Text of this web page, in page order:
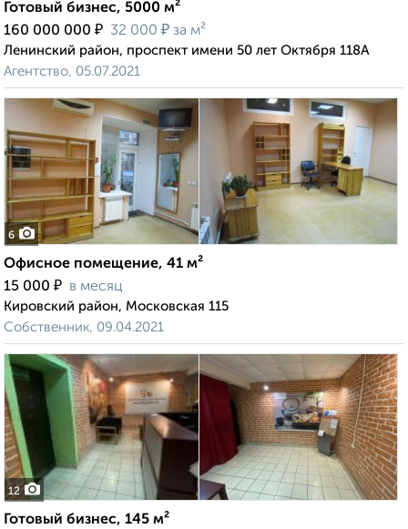
Готовый бизнес, 5000 м²
160 000 000 ₽ 32 000 ₽ за м²
Ленинский район, проспект имени 50 лет Октября 118А
Агентство, 05.07.2021
6
Офисное помещение, 41 м²
15 000 ₽ в месяц
Кировский район, Московская 115
Собственник, 09.04.2021
12
Готовый бизнес, 145 м²